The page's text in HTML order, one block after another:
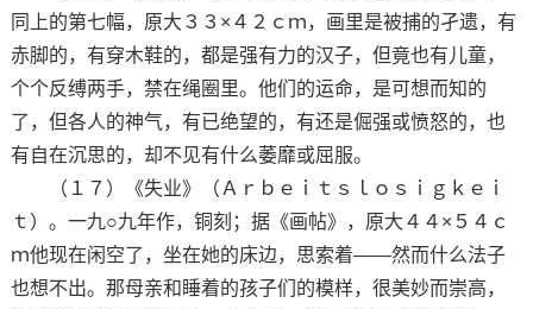
同上的第七幅，原大３３×４２ｃｍ，画里是被捕的孑遗，有
赤脚的，有穿木鞋的，都是强有力的汉子，但竟也有儿童，
个个反缚两手，禁在绳圈里。他们的运命，是可想而知的
了，但各人的神气，有已绝望的，有还是倔强或愤怒的，也
有自在沉思的，却不见有什么萎靡或屈服。
（１７）《失业》（Ａｒｂｅｉｔｓｌｏｓｉｇｋｅｉ
ｔ）。一九○九年作，铜刻；据《画帖》，原大４４×５４ｃ
ｍ他现在闲空了，坐在她的床边，思索着——然而什么法子
也想不出。那母亲和睡着的孩子们的模样，很美妙而崇高，